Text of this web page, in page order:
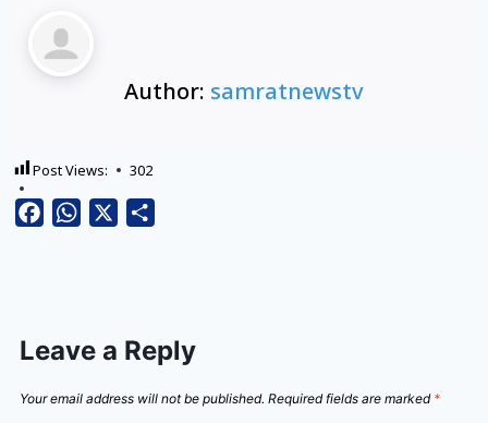
Author: samratnewstv
Post Views: 302
FacebookWhatsApp
Leave a Reply
Your email address will not be published. Required fields are marked *